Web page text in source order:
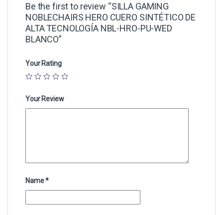
Be the first to review “SILLA GAMING
NOBLECHAIRS HERO CUERO SINTÉTICO DE
ALTA TECNOLOGÍA NBL-HRO-PU-WED
BLANCO”
Your Rating
Your Review
Name*